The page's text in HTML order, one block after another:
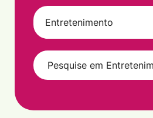
Entretenimento